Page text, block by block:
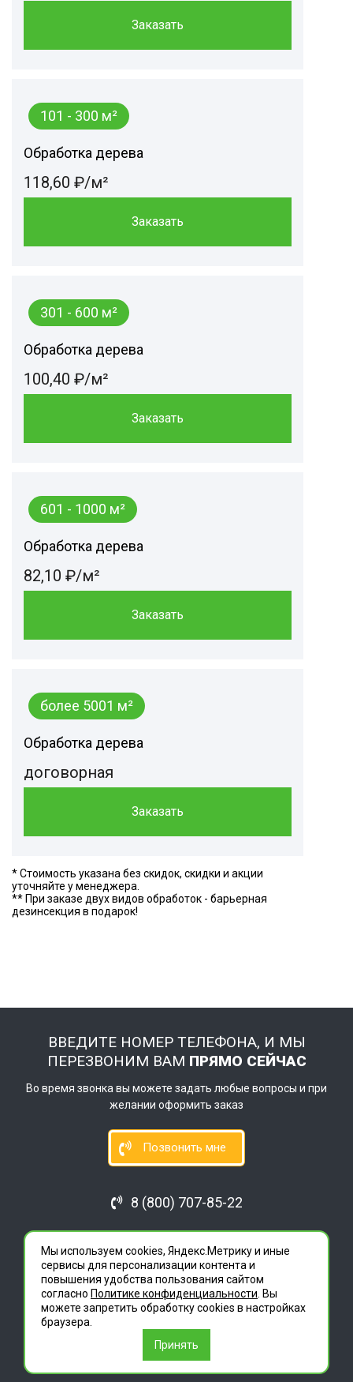
Заказать
101 - 300 м²
Обработка дерева
118,60 ₽/м²
Заказать
301 - 600 м²
Обработка дерева
100,40 ₽/м²
Заказать
601 - 1000 м²
Обработка дерева
82,10 ₽/м²
Заказать
более 5001 м²
Обработка дерева
договорная
Заказать
* Стоимость указана без скидок, скидки и акции
уточняйте у менеджера.
** При заказе двух видов обработок - барьерная
дезинсекция в подарок!
ВВЕДИТЕ НОМЕР ТЕЛЕФОНА, И МЫ
ПЕРЕЗВОНИМ ВАМ ПРЯМО СЕЙЧАС
Во время звонка вы можете задать любые вопросы и при
желании оформить заказ
Позвонить мне
8 (800) 707-85-22
ГЛАВ
ДЕЗЦЕНТР
Челябинск, Челябинская область, ул.
Кожзаводская, 138
Мы используем cookies, Яндекс.Метрику и иные
сервисы для персонализации контента и
повышения удобства пользования сайтом
согласно Политике конфиденциальности . Вы
можете запретить обработку сookies в настройках
браузера.
Принять